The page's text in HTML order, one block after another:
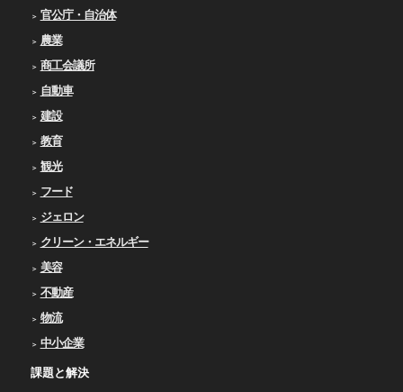
官公庁・自治体
農業
商工会議所
自動車
建設
教育
観光
フード
ジェロン
クリーン・エネルギー
美容
不動産
物流
中小企業
課題と解決